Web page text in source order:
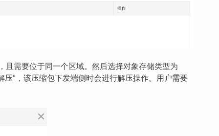
且需要位于同一个区域。然后选择对象存储类型为
压”，该压缩包下发端侧时会进行解压操作。用户需要